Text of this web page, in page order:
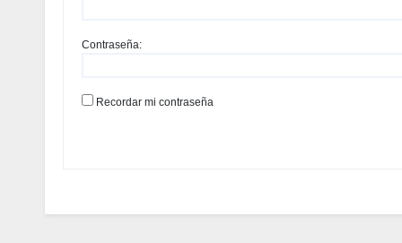
Contraseña:
Recordar mi contraseña